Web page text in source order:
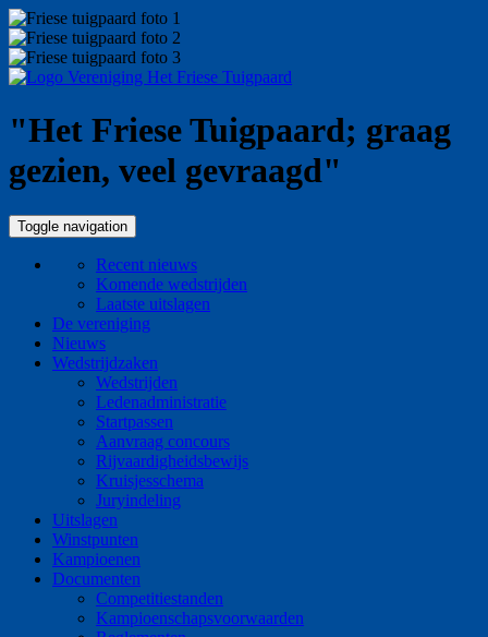
"Het Friese Tuigpaard; graag
gezien, veel gevraagd"
Toggle navigation
Recent nieuws
Komende wedstrijden
Laatste uitslagen
De vereniging
Nieuws
Wedstrijdzaken
Wedstrijden
Ledenadministratie
Startpassen
Aanvraag concours
Rijvaardigheidsbewijs
Kruisjesschema
Juryindeling
Uitslagen
Winstpunten
Kampioenen
Documenten
Competitiestanden
Kampioenschapsvoorwaarden